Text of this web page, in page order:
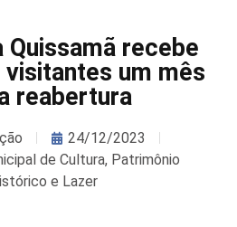
Quissamã recebe
um mês
reabertura
24/12/2023
de Cultura, Patrimônio
e Lazer